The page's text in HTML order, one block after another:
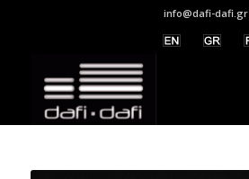
info@dafi-dafi.gr